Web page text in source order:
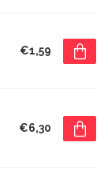
€1,59
€6,30